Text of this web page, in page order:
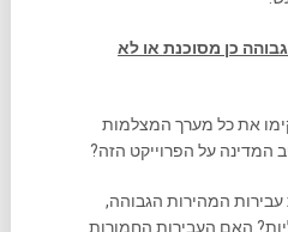
כן מסוכנת או לא
את כל מערך המצלמות
המדינה על הפרוייקט הזה?
המהירות הגבוהה,
האם העבירות החמורות